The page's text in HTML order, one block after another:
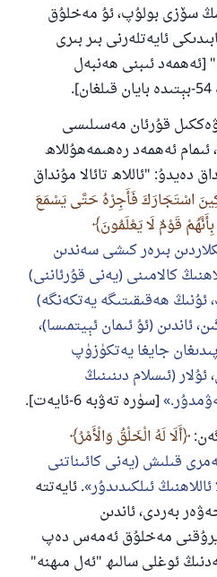
سۆزى بولۇپ، ئۇ مەخلۇق
ئايەتلەرنى بىر بىرى
[ئەھمەد ئىبنى ھەنبەل
قۇرئان مەسىلىسى
ئىمام ئەھمەد رەھىمەھۇللاھ
دەيدۇ: "ئاللاھ تائالا مۇنداق
اسْتَجَارَكَ فَأَجِرْهُ حَتَّى يَسْمَعَ
قَوْمٌ لَا يَعْلَمُونَ
بىرەر كىشى سەندىن
كالامىنى (يەنى قۇرئاننى)
ئۇنىڭ ھەقىقىتىگە يەتكەنگە)
ئاندىن (ئۇ ئىمان ئېيتمىسا)،
جايغا يەتكۈزۈپ
(ئىسلام دىنىنىڭ
[سۈرە تەۋبە 6-ئايەت].
أَلَا لَهُ الْخَلْقُ وَالْأَمْرُ
قىلىش (يەنى كائىناتنى
ئىلكىدىدۇر . ئايەتتە
بەردى، ئاندىن
مەخلۇق ئەمەس دەپ
ئوغلى سالىھ "ئەل مىھنە"